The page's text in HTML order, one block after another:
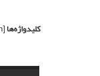
کلیدواژه‌ها[English]